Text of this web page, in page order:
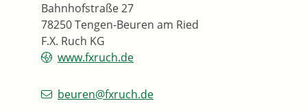
F.X. Ruch KG
Bahnhofstraße 27
78250Tengen-Beuren am Ried
www.fxruch.de
beuren@fxruch.de